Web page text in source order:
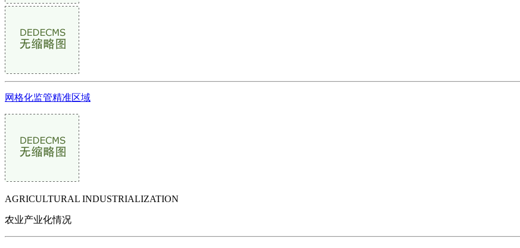
网格化监管精准区域
AGRICULTURAL INDUSTRIALIZATION
农业产业化情况